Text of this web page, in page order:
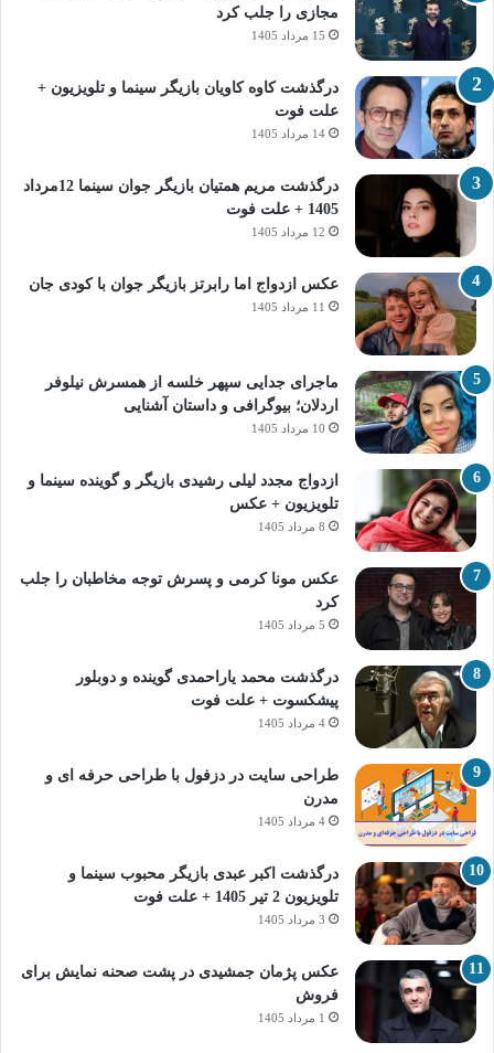
مجازی را جلب کرد
15 مرداد 1405
درگذشت کاوه کاویان بازیگر سینما و تلویزیون +
علت فوت
14 مرداد 1405
درگذشت مریم همتیان بازیگر جوان سینما 12مرداد
1405 + علت فوت
12 مرداد 1405
عکس ازدواج اما رابرتز بازیگر جوان با کودی جان
11 مرداد 1405
ماجرای جدایی سپهر خلسه از همسرش نیلوفر
اردلان؛ بیوگرافی و داستان آشنایی
10 مرداد 1405
ازدواج مجدد لیلی رشیدی بازیگر و گوینده سینما و
تلویزیون + عکس
8 مرداد 1405
عکس مونا کرمی و پسرش توجه مخاطبان را جلب
کرد
5 مرداد 1405
درگذشت محمد یاراحمدی گوینده و دوبلور
پیشکسوت + علت فوت
4 مرداد 1405
طراحی سایت در دزفول با طراحی حرفه‌ ای و
مدرن
4 مرداد 1405
درگذشت اکبر عبدی بازیگر محبوب سینما و
تلویزیون 2 تیر 1405 + علت فوت
3 مرداد 1405
عکس پژمان جمشیدی در پشت صحنه نمایش برای
فروش
1 مرداد 1405